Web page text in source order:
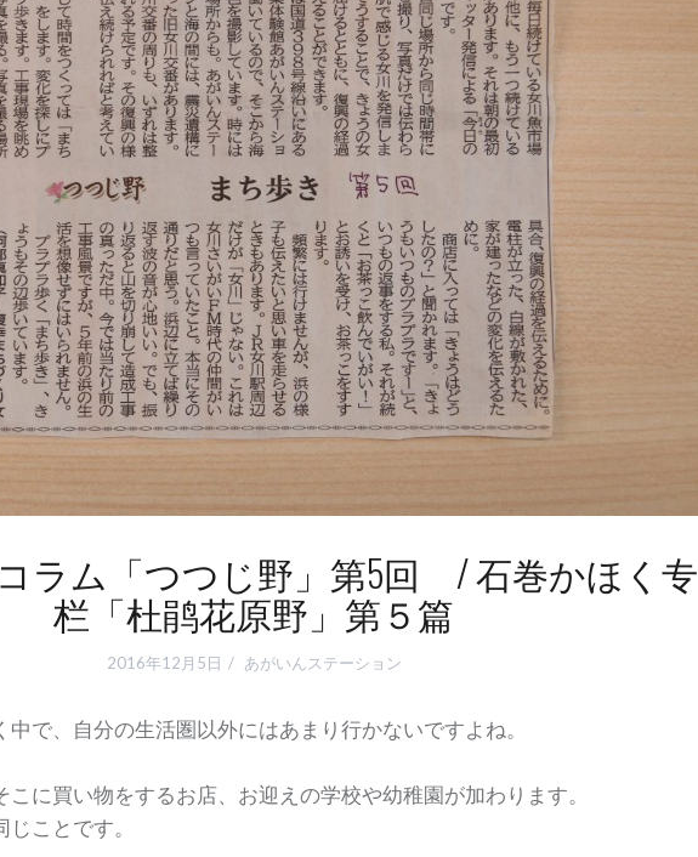
ラム「つつじ野」第5回 / 石巻かほく专
栏「杜鹃花原野」第５篇
2016年12月5日 あがいんステーション
で、自分の生活圏以外にはあまり行かないですよね。
に買い物をするお店、お迎えの学校や幼稚園が加わります。
ことです。